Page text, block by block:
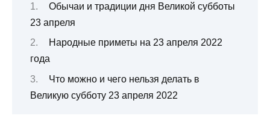
Обычаи и традиции дня Великой субботы
23 апреля
Народные приметы на 23 апреля 2022
года
Что можно и чего нельзя делать в
Великую субботу 23 апреля 2022